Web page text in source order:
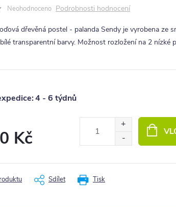
Neohodnoceno Podrobnosti hodnocení
dřevěná postel - palanda Sendy je vyrobena ze
transparentní barvy. Možnost rozložení na 2 nízké
4 - 6 týdnů
Kč
Tisk
Sdílet